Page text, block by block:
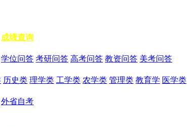
成绩查询
学位问答 考研问答 高考问答 教资问答 美考问答
历史类 理学类 工学类 农学类 管理类 教育学 医学类
外省自考